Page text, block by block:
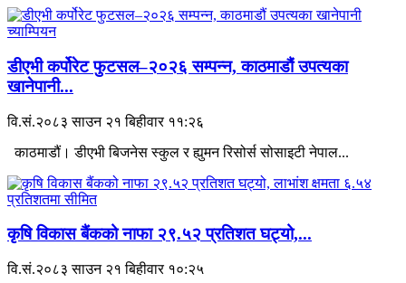
डीएभी कर्पोरेट फुटसल–२०२६ सम्पन्न, काठमाडौं उपत्यका
खानेपानी...
वि.सं.२०८३ साउन २१ बिहीवार ११:२६
काठमाडौं। डीएभी बिजनेस स्कुल र ह्युमन रिसोर्स सोसाइटी नेपाल...
कृषि विकास बैंकको नाफा २९.५२ प्रतिशत घट्यो,...
वि.सं.२०८३ साउन २१ बिहीवार १०:२५